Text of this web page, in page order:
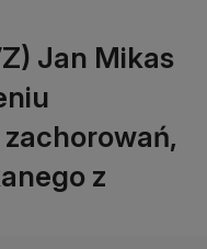
Jan Mikas
z